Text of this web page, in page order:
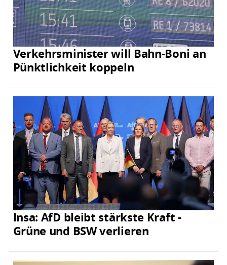
Verkehrsminister will Bahn-Boni an
Pünktlichkeit koppeln
Insa: AfD bleibt stärkste Kraft -
Grüne und BSW verlieren